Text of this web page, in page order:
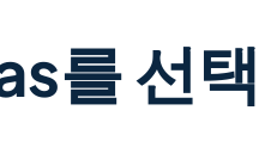
를 선